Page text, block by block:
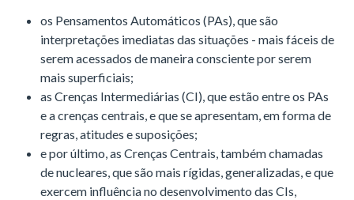
os Pensamentos Automáticos (PAs), que são
interpretações imediatas das situações - mais fáceis de
serem acessados de maneira consciente por serem
mais superficiais;
as Crenças Intermediárias (CI), que estão entre os PAs
e a crenças centrais, e que se apresentam, em forma de
regras, atitudes e suposições;
e por último, as Crenças Centrais, também chamadas
de nucleares, que são mais rígidas, generalizadas, e que
exercem influência no desenvolvimento das CIs,